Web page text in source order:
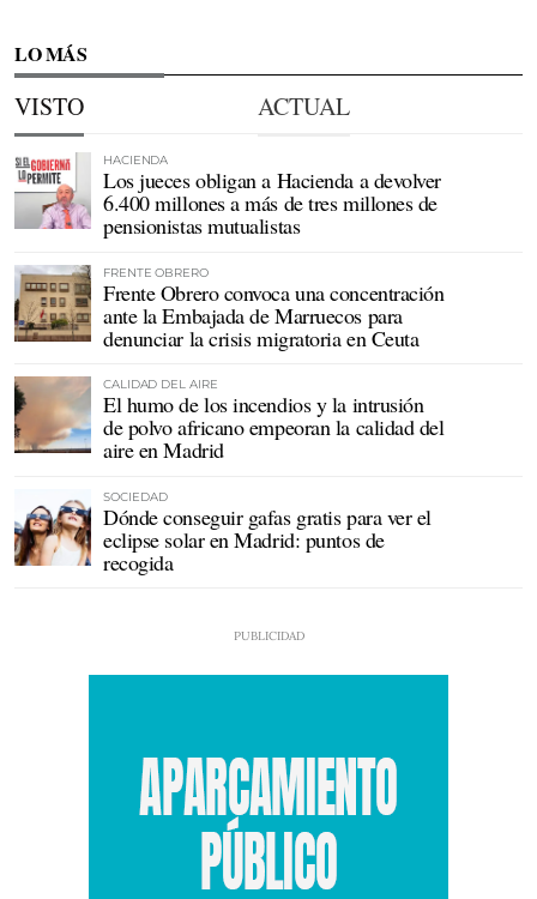
LO MÁS
VISTO ACTUAL
HACIENDA
Los jueces obligan a Hacienda a devolver
6.400 millones a más de tres millones de
pensionistas mutualistas
FRENTE OBRERO
Frente Obrero convoca una concentración
ante la Embajada de Marruecos para
denunciar la crisis migratoria en Ceuta
CALIDAD DEL AIRE
El humo de los incendios y la intrusión
de polvo africano empeoran la calidad del
aire en Madrid
SOCIEDAD
Dónde conseguir gafas gratis para ver el
eclipse solar en Madrid: puntos de
recogida